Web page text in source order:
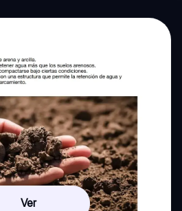
Ver